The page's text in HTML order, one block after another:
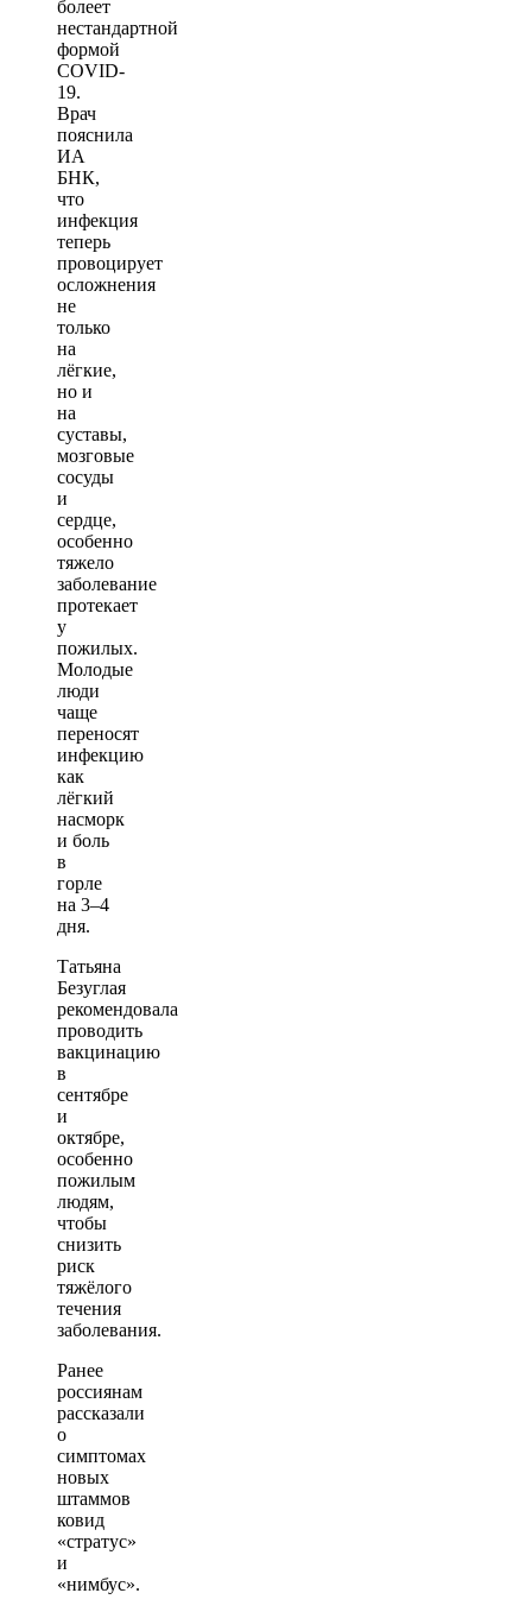
болеет
нестандартной
формой
COVID-
19.
Врач
пояснила
ИА
БНК,
что
инфекция
теперь
провоцирует
осложнения
не
только
на
лёгкие,
но и
на
суставы,
мозговые
сосуды
и
сердце,
особенно
тяжело
заболевание
протекает
у
пожилых.
Молодые
люди
чаще
переносят
инфекцию
как
лёгкий
насморк
и боль
в
горле
на 3–4
дня.
Татьяна
Безуглая
рекомендовала
проводить
вакцинацию
в
сентябре
и
октябре,
особенно
пожилым
людям,
чтобы
снизить
риск
тяжёлого
течения
заболевания.
Ранее
россиянам
рассказали
о
симптомах
новых
штаммов
ковид
«стратус»
и
«нимбус».